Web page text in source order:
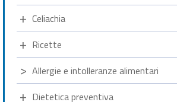
Celiachia
Ricette
Allergie e intolleranze alimentari
Dietetica preventiva